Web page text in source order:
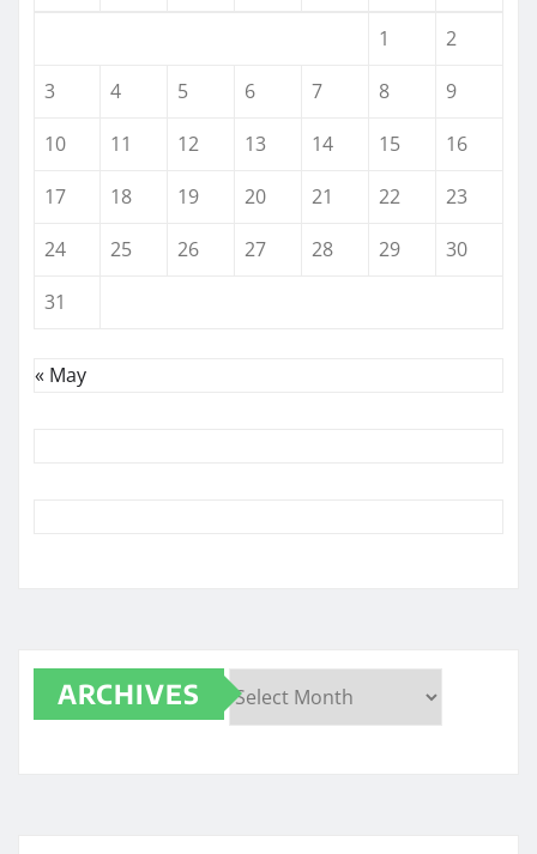
1
2
3
4 5 6 7 8
9
10
11 12 13 14 15
16
17
18 19 20 21 22
23
24
25 26 27 28 29
30
31
« May
ARCHIVES